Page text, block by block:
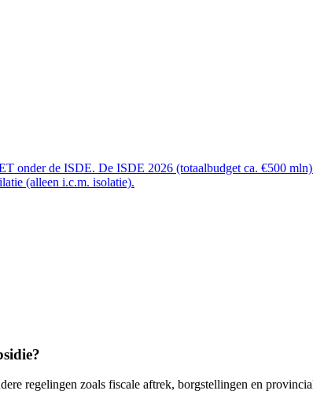
onder de ISDE. De ISDE 2026 (totaalbudget ca. €500
(alleen i.c.m. isolatie).
regelingen zoals fiscale aftrek, borgstellingen en